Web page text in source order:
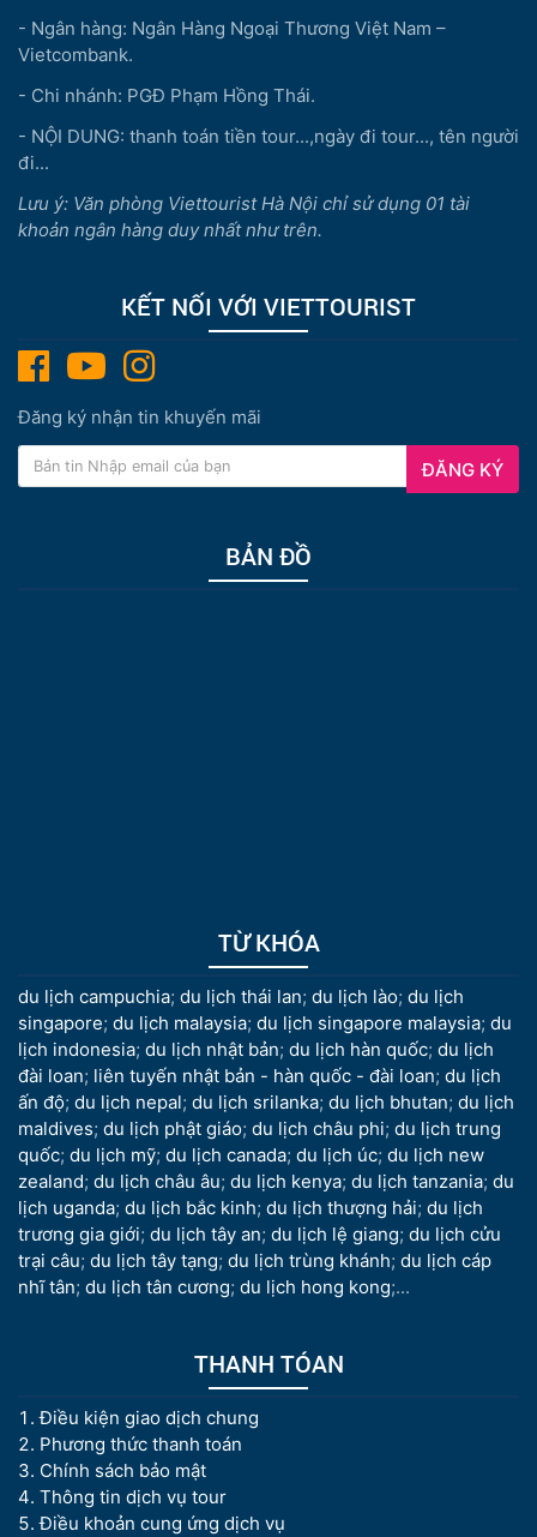
- Ngân hàng: Ngân Hàng Ngoại Thương Việt Nam –
Vietcombank.
- Chi nhánh: PGĐ Phạm Hồng Thái.
- NỘI DUNG: thanh toán tiền tour...,ngày đi tour..., tên người
đi...
Lưu ý: Văn phòng Viettourist Hà Nội chỉ sử dụng 01 tài
khoản ngân hàng duy nhất như trên.
KẾT NỐI VỚI VIETTOURIST
Đăng ký nhận tin khuyến mãi
ĐĂNG KÝ
BẢN ĐỒ
TỪ KHÓA
du lịch campuchia; du lịch thái lan; du lịch lào; du lịch
singapore; du lịch malaysia; du lịch singapore malaysia; du
lịch indonesia; du lịch nhật bản; du lịch hàn quốc; du lịch
đài loan; liên tuyến nhật bản - hàn quốc - đài loan; du lịch
ấn độ; du lịch nepal; du lịch srilanka; du lịch bhutan; du lịch
maldives; du lịch phật giáo; du lịch châu phi; du lịch trung
quốc; du lịch mỹ; du lịch canada; du lịch úc; du lịch new
zealand; du lịch châu âu; du lịch kenya; du lịch tanzania; du
lịch uganda; du lịch bắc kinh; du lịch thượng hải; du lịch
trương gia giới; du lịch tây an; du lịch lệ giang; du lịch cửu
trại câu; du lịch tây tạng; du lịch trùng khánh; du lịch cáp
nhĩ tân; du lịch tân cương; du lịch hong kong;...
THANH TÓAN
Điều kiện giao dịch chung
Phương thức thanh toán
Chính sách bảo mật
Thông tin dịch vụ tour
Điều khoản cung ứng dịch vụ